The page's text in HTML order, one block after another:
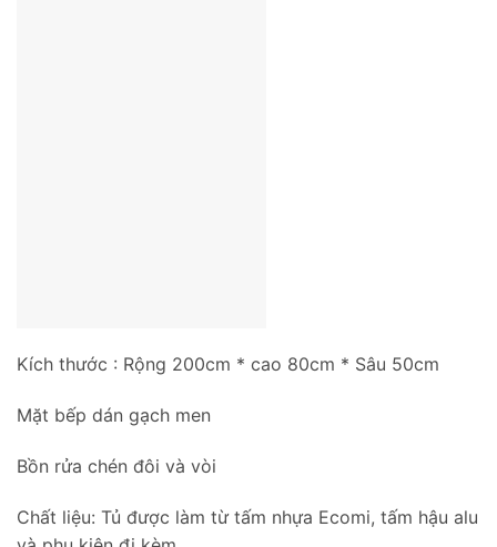
Kích thước : Rộng 200cm * cao 80cm * Sâu 50cm
Mặt bếp dán gạch men
Bồn rửa chén đôi và vòi
Chất liệu: Tủ được làm từ tấm nhựa Ecomi, tấm hậu alu